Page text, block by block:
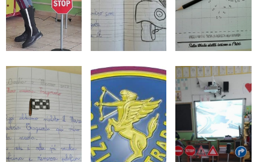
Privacy
Credits:
GREEN
CONSULTING
SRL